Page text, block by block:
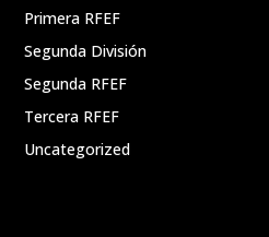
Primera RFEF
Segunda División
Segunda RFEF
Tercera RFEF
Uncategorized